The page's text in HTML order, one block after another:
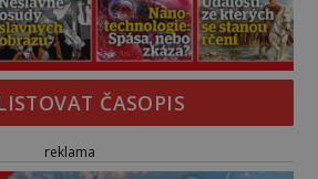
ČASOPIS
reklama